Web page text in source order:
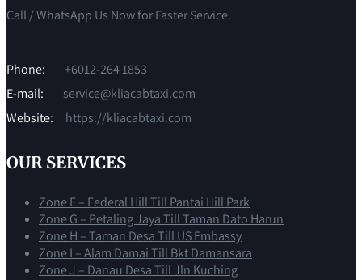
Call / WhatsApp Us Now for Faster Service.
Phone: +6012-264 1853
E-mail:
service@kliacabtaxi.com
Website: https://kliacabtaxi.com
OUR SERVICES
Zone F – Federal Hill Till Pantai Hill Park
Zone G – Petaling Jaya Till Taman Dato Harun
Zone H – Taman Desa Till US Embassy
Zone I – Alam Damai Till Bkt Damansara
Zone J – Danau Desa Till Jln Kuching